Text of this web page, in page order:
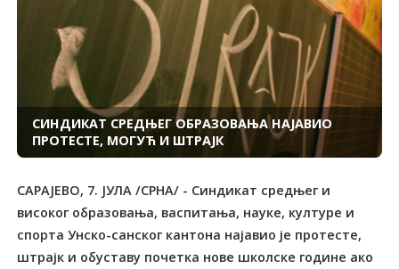
СИНДИКАТ СРЕДЊЕГ ОБРАЗОВАЊА НАЈАВИО
ПРОТЕСТЕ, МОГУЋ И ШТРАЈК
САРАЈЕВО, 7. ЈУЛА /СРНА/ - Синдикат средњег и
високог образовања, васпитања, науке, културе и
спорта Унско-санског кантона најавио је протесте,
штрајк и обуставу почетка нове школске године ако